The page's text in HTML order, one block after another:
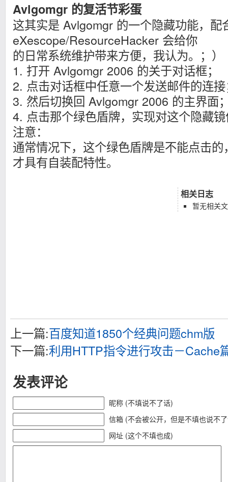
Avlgomgr 的复活节彩蛋
这其实是 Avlgomgr 的一个隐藏功能，配
eXescope/ResourceHacker 会给你
的日常系统维护带来方便，我认为。；）
1. 打开 Avlgomgr 2006 的关于对话框；
2. 点击对话框中任意一个发送邮件的连
3. 然后切换回 Avlgomgr 2006 的主界面
4. 点击那个绿色盾牌，实现对这个隐藏
注意：
通常情况下，这个绿色盾牌是不能点击
才具有自装配特性。
相关日志
暂无相关
上一篇:百度知道1850个经典问题chm版
下一篇:利用HTTP指令进行攻击－Cache
发表评论
昵称 (不填说不了话)
信箱 (不会被公开，但是不填也说不
网址 (这个不填也成)